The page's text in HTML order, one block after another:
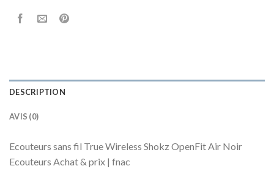
DESCRIPTION
AVIS (0)
Ecouteurs sans fil True Wireless Shokz OpenFit Air Noir
Ecouteurs Achat & prix | fnac